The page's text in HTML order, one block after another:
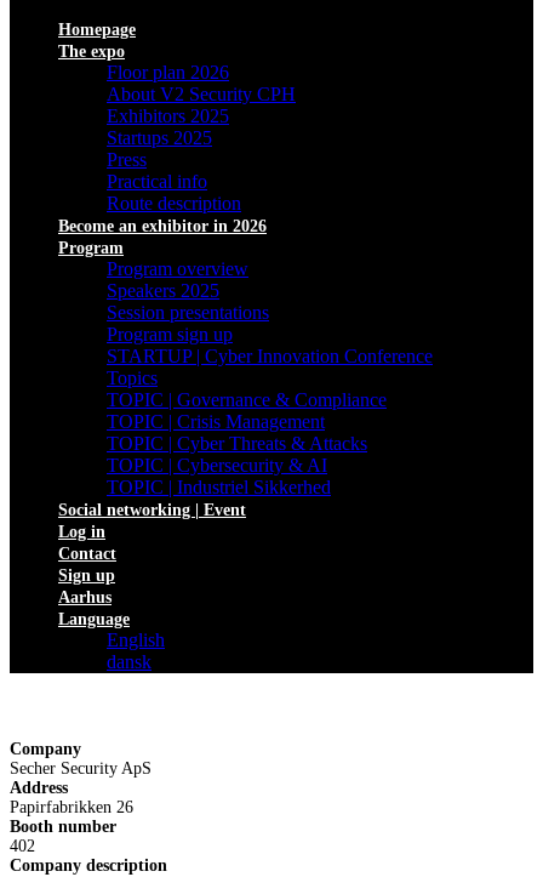
Homepage
The expo
Floor plan 2026
About V2 Security CPH
Exhibitors 2025
Startups 2025
Press
Practical info
Route description
Become an exhibitor in 2026
Program
Program overview
Speakers 2025
Session presentations
Program sign up
STARTUP | Cyber Innovation Conference
Topics
TOPIC | Governance & Compliance
TOPIC | Crisis Management
TOPIC | Cyber Threats & Attacks
TOPIC | Cybersecurity & AI
TOPIC | Industriel Sikkerhed
Social networking | Event
Log in
Contact
Sign up
Aarhus
Language
English
dansk
Company
Secher Security ApS
Address
Papirfabrikken 26
Booth number
402
Company description